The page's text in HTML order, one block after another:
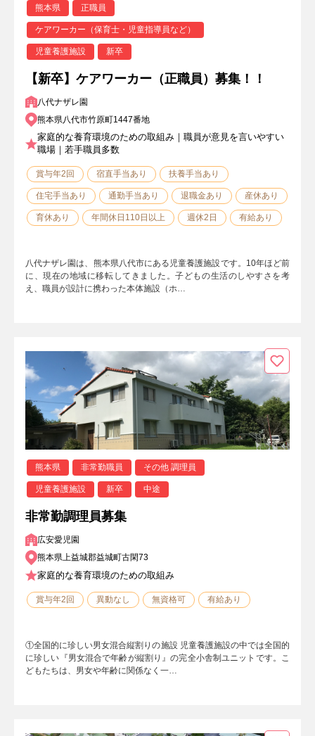
熊本県 正職員
ケアワーカー（保育士・児童指導員など）
児童養護施設 新卒
【新卒】ケアワーカー（正職員）募集！！
八代ナザレ園
熊本県八代市竹原町1447番地
家庭的な養育環境のための取組み｜職員が意見を言いやすい
職場｜若手職員多数
賞与年2回 宿直手当あり 扶養手当あり
住宅手当あり 通勤手当あり 退職金あり 産休あり
育休あり 年間休日110日以上 週休2日 有給あり
八代ナザレ園は、熊本県八代市にある児童養護施設です。10年ほど前
に、現在の地域に移転してきました。子どもの生活のしやすさを考
え、職員が設計に携わった本体施設（ホ…
熊本県 非常勤職員 その他 調理員
児童養護施設 新卒 中途
非常勤調理員募集
広安愛児園
熊本県上益城郡益城町古閑73
家庭的な養育環境のための取組み
賞与年2回 異動なし 無資格可 有給あり
①全国的に珍しい男女混合縦割りの施設 児童養護施設の中では全国的
に珍しい『男女混合で年齢が縦割り』の完全小舎制ユニットです。こ
どもたちは、男女や年齢に関係なく一…